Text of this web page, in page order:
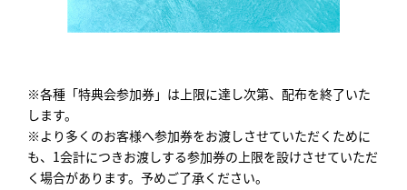
※各種「特典会参加券」は上限に達し次第、配布を終了いた
します。
※より多くのお客様へ参加券をお渡しさせていただくために
も、1会計につきお渡しする参加券の上限を設けさせていただ
く場合があります。予めご了承ください。